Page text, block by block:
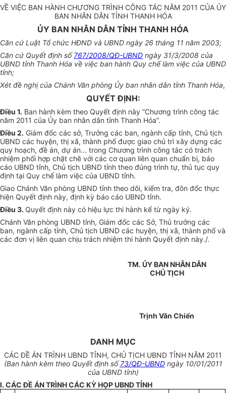
VỀ VIỆC BAN HÀNH CHƯƠNG TRÌNH CÔNG TÁC NĂM 2011 CỦA ỦY
BAN NHÂN DÂN TỈNH THANH HÓA
ỦY BAN NHÂN DÂN TỈNH THANH HÓA
Căn cứ Luật Tổ chức HĐND và UBND ngày 26 tháng 11 năm 2003;
Căn cứ Quyết định số767/2008/QĐ-UBND ngày 31/3/2008 của
UBND tỉnh Thanh Hóa về việc ban hành Quy chế làm việc của UBND
tỉnh;
Xét đề nghị của Chánh Văn phòng Ủy ban nhân dân tỉnh Thanh Hóa,
QUYẾT ĐỊNH:
Điều 1. Ban hành kèm theo Quyết định này “Chương trình công tác
năm 2011 của Ủy ban nhân dân tỉnh Thanh Hóa”.
Điều 2. Giám đốc các sở, Trưởng các ban, ngành cấp tỉnh, Chủ tịch
UBND các huyện, thị xã, thành phố được giao chủ trì xây dựng các
quy hoạch, đề án, dự án... trong Chương trình công tác có trách
nhiệm phối hợp chặt chẽ với các cơ quan liên quan chuẩn bị, báo
cáo UBND tỉnh, Chủ tịch UBND tỉnh theo đúng trình tự, thủ tục quy
định tại Quy chế làm việc của UBND tỉnh.
Giao Chánh Văn phòng UBND tỉnh theo dõi, kiểm tra, đôn đốc thực
hiện Quyết định này, định kỳ báo cáo UBND tỉnh.
Điều 3. Quyết định này có hiệu lực thi hành kể từ ngày ký.
Chánh Văn phòng UBND tỉnh, Giám đốc các Sở, Thủ trưởng các
ban, ngành cấp tỉnh, Chủ tịch UBND các huyện, thị xã, thành phố và
các đơn vị liên quan chịu trách nhiệm thi hành Quyết định này./.
TM. ỦY BAN NHÂN DÂN
CHỦ TỊCH
Trịnh Văn Chiến
DANH MỤC
CÁC ĐỀ ÁN TRÌNH UBND TỈNH, CHỦ TỊCH UBND TỈNH NĂM 2011
(Ban hành kèm theo Quyết định số73/QĐ-UBNDngày 10/01/2011
của UBND tỉnh)
I. CÁC ĐỀ ÁN TRÌNH CÁC KỲ HỌP UBND TỈNH